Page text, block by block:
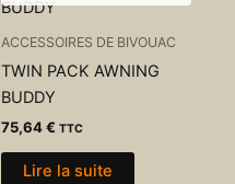
ACCESSOIRES DE BIVOUAC
TWIN PACK AWNING
BUDDY
75,64€ TTC
Lire la suite